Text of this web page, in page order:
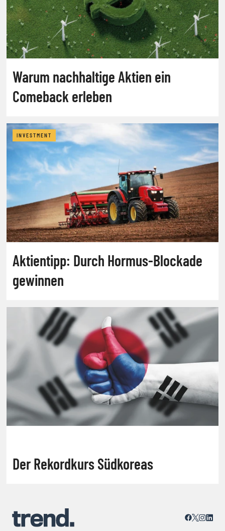
Warum nachhaltige Aktien ein
Comeback erleben
INVESTMENT
Aktientipp: Durch Hormus-Blockade
gewinnen
Der Rekordkurs Südkoreas